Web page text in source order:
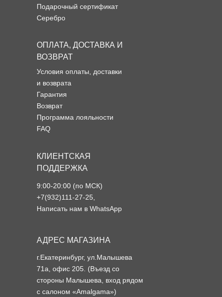
Условия оплаты, доставки
и возврата
Гарантия
Возврат
Программа лояльности
FAQ
ОПЛАТА, ДОСТАВКА И
ВОЗВРАТ
КЛИЕНТСКАЯ
ПОДДЕРЖКА
Подарочный сертификат
Серебро
АДРЕС МАГАЗИНА
г.Екатеринбург, ул.Малышева
71а, офис 205. (Въезд со
стороны Малышева, вход рядом
с салоном «Amalgama»)
9:00-20:00 (по МСК)
+7(932)111-27-25,
Написать нам в WhatsApp